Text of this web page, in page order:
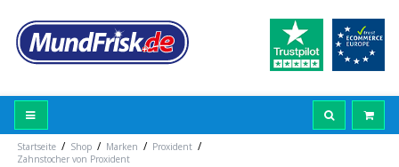
Startseite / Shop / Marken / Proxident /
Zahnstocher von Proxident